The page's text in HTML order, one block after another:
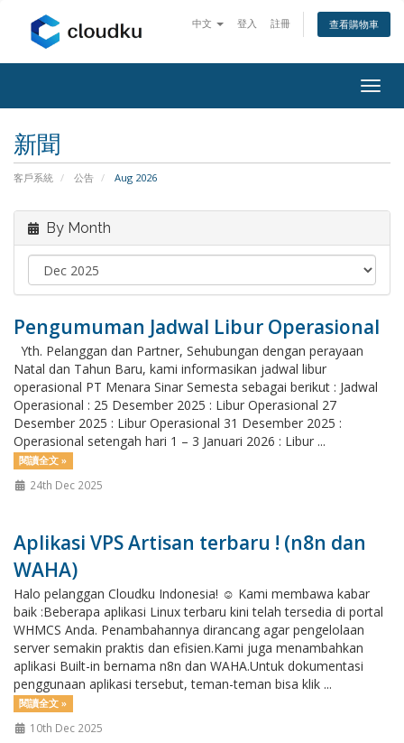
中文 登入 註冊 查看購物車
新聞
客戶系統 公告 Aug 2026
By Month
Pengumuman Jadwal Libur Operasional
Yth. Pelanggan dan Partner, Sehubungan dengan perayaan
Natal dan Tahun Baru, kami informasikan jadwal libur
operasional PT Menara Sinar Semesta sebagai berikut : Jadwal
Operasional : 25 Desember 2025 : Libur Operasional 27
Desember 2025 : Libur Operasional 31 Desember 2025 :
Operasional setengah hari 1 – 3 Januari 2026 : Libur ...
閱讀全文 »
24th Dec 2025
Aplikasi VPS Artisan terbaru ! (n8n dan
WAHA)
Halo pelanggan Cloudku Indonesia! ☺️ Kami membawa kabar
baik :Beberapa aplikasi Linux terbaru kini telah tersedia di portal
WHMCS Anda. Penambahannya dirancang agar pengelolaan
server semakin praktis dan efisien.Kami juga menambahkan
aplikasi Built-in bernama n8n dan WAHA.Untuk dokumentasi
penggunaan aplikasi tersebut, teman-teman bisa klik ...
閱讀全文 »
10th Dec 2025